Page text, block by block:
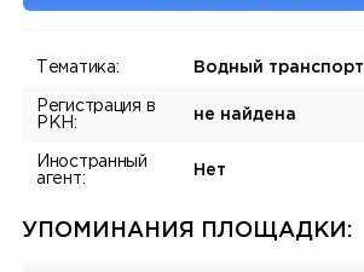
Тематика: Водный транспорт
Регистрация в
РКН:
не найдена
Иностранный
агент:
Нет
УПОМИНАНИЯ ПЛОЩАДКИ: